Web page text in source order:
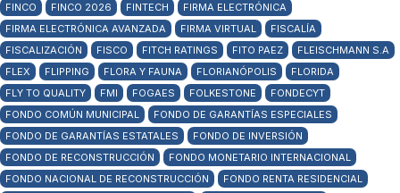
FINCO
FINCO 2026 FINTECH
FIRMA ELECTRÓNICA
FIRMA ELECTRÓNICA AVANZADA
FIRMA VIRTUAL
FISCALÍA
FISCALIZACIÓN
FISCO FITCH RATINGS FITO PAEZ
FLEISCHMANN S.A
FLEX
FLIPPING FLORA Y FAUNA FLORIANÓPOLIS
FLORIDA
FLY TO QUALITY
FMI FOGAES FOLKESTONE
FONDECYT
FONDO COMÚN MUNICIPAL
FONDO DE GARANTÍAS ESPECIALES
FONDO DE GARANTÍAS ESTATALES
FONDO DE INVERSIÓN
FONDO DE RECONSTRUCCIÓN
FONDO MONETARIO INTERNACIONAL
FONDO NACIONAL DE RECONSTRUCCIÓN
FONDO RENTA RESIDENCIAL